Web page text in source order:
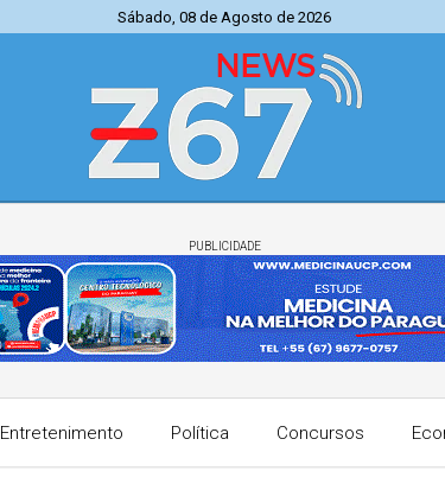
Sábado, 08 de Agosto de 2026
PUBLICIDADE
Entretenimento Política Concursos